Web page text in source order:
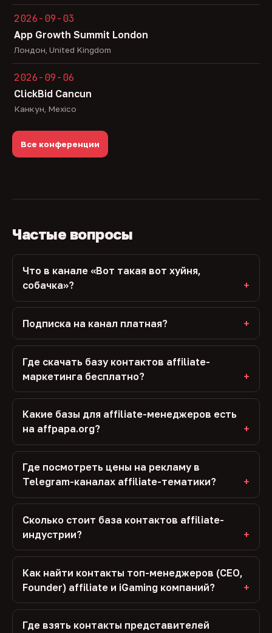
2026-09-03
App Growth Summit London
Лондон, United Kingdom
2026-09-06
ClickBid Cancun
Канкун, Mexico
Все конференции
Частые вопросы
Что в канале «Вот такая вот хуйня,
собачка»?
Подписка на канал платная?
Где скачать базу контактов affiliate-
маркетинга бесплатно?
Какие базы для affiliate-менеджеров есть
на affpapa.org?
Где посмотреть цены на рекламу в
Telegram-каналах affiliate-тематики?
Сколько стоит база контактов affiliate-
индустрии?
Как найти контакты топ-менеджеров (CEO,
Founder) affiliate и iGaming компаний?
Где взять контакты представителей